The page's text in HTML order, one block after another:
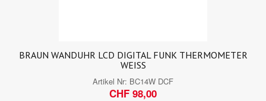
BRAUN WANDUHR LCD DIGITAL FUNK THERMOMETER
WEISS
Artikel Nr: BC14W DCF
CHF 98,00